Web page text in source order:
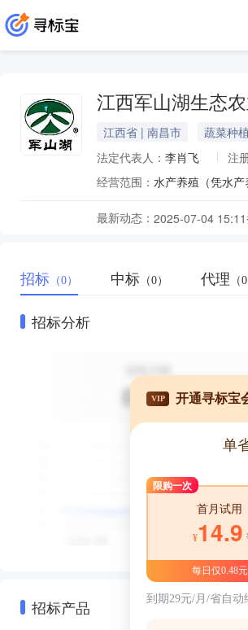
江西军山湖生态
江西省 | 南昌市 蔬菜种植
法定代表人： 李肖飞 注
经营范围： 水产养殖（凭水
最新动态： 2025-07-04 15:11
招标 （0） 中标 （0） 代理 （0
招标分析
招标产品
VIP 开通寻标宝
单
限购一次
首月试用
¥14.9
每日仅0.48元
到期29元/月/省自动